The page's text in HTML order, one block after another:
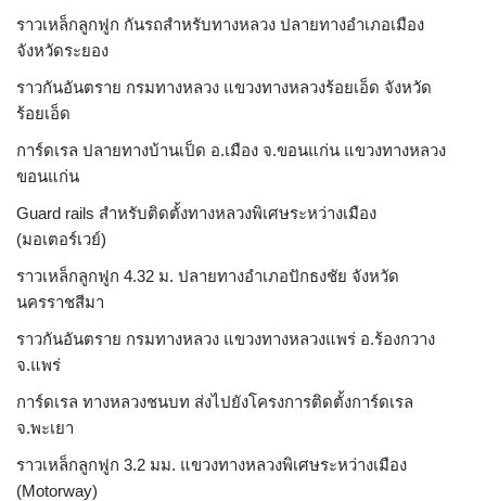
ราวเหล็กลูกฟูก กันรถสําหรับทางหลวง ปลายทางอำเภอเมือง
จังหวัดระยอง
ราวกันอันตราย กรมทางหลวง แขวงทางหลวงร้อยเอ็ด จังหวัด
ร้อยเอ็ด
การ์ดเรล ปลายทางบ้านเป็ด อ.เมือง จ.ขอนแก่น แขวงทางหลวง
ขอนแก่น
Guard rails สำหรับติดตั้งทางหลวงพิเศษระหว่างเมือง
(มอเตอร์เวย์)
ราวเหล็กลูกฟูก 4.32 ม. ปลายทางอำเภอปักธงชัย จังหวัด
นครราชสีมา
ราวกันอันตราย กรมทางหลวง แขวงทางหลวงแพร่ อ.ร้องกวาง
จ.แพร่
การ์ดเรล ทางหลวงชนบท ส่งไปยังโครงการติดตั้งการ์ดเรล
จ.พะเยา
ราวเหล็กลูกฟูก 3.2 มม. แขวงทางหลวงพิเศษระหว่างเมือง
(Motorway)